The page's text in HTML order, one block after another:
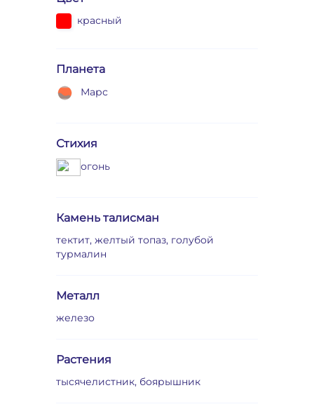
красный
Планета
Марс
Стихия
огонь
Камень талисман
тектит, желтый топаз, голубой
турмалин
Металл
железо
Растения
тысячелистник, боярышник